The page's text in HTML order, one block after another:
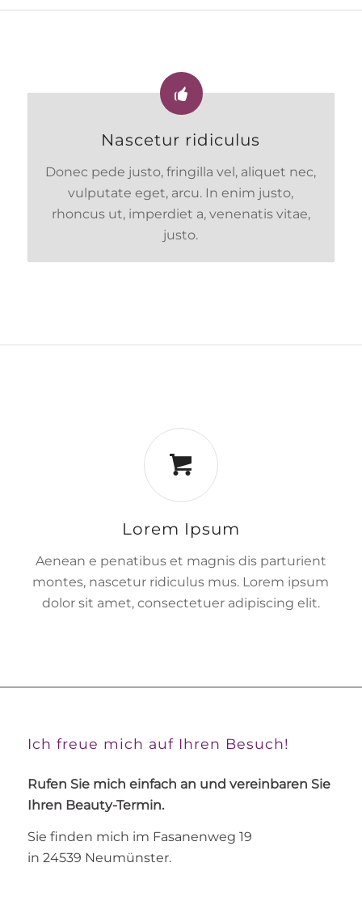
Nascetur ridiculus
Donec pede justo, fringilla vel, aliquet nec,
vulputate eget, arcu. In enim justo,
rhoncus ut, imperdiet a, venenatis vitae,
justo.
Lorem Ipsum
Aenean e penatibus et magnis dis parturient
montes, nascetur ridiculus mus. Lorem ipsum
dolor sit amet, consectetuer adipiscing elit.
Ich freue mich auf Ihren Besuch!
Rufen Sie mich einfach an und vereinbaren Sie
Ihren Beauty-Termin.
Sie finden mich im Fasanenweg 19
in 24539 Neumünster.